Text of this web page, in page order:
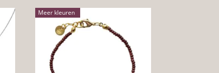
Meer kleuren